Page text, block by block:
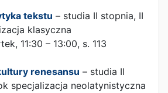
tekstu – studia II stopnia, II
klasyczna
11:30 – 13:00, s. 113
renesansu – studia II
specjalizacja neolatynistyczna